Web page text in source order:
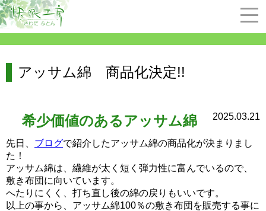
アッサム綿 商品化決定!!
2025.03.21
希少価値のあるアッサム綿
先日、 ブログで紹介したアッサム綿の商品化が決まりまし
た！
アッサム綿は、繊維が太く短く弾力性に富んでいるので、
敷き布団に向いています。
へたりにくく、打ち直し後の綿の戻りもいいです。
以上の事から、アッサム綿100％の敷き布団を販売する事に